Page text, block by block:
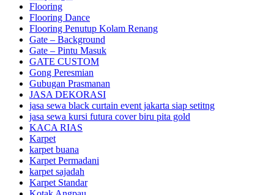
Flooring
Flooring Dance
Flooring Penutup Kolam Renang
Gate – Background
Gate – Pintu Masuk
GATE CUSTOM
Gong Peresmian
Gubugan Prasmanan
JASA DEKORASI
jasa sewa black curtain event jakarta siap setitng
jasa sewa kursi futura cover biru pita gold
KACA RIAS
Karpet
karpet buana
Karpet Permadani
karpet sajadah
Karpet Standar